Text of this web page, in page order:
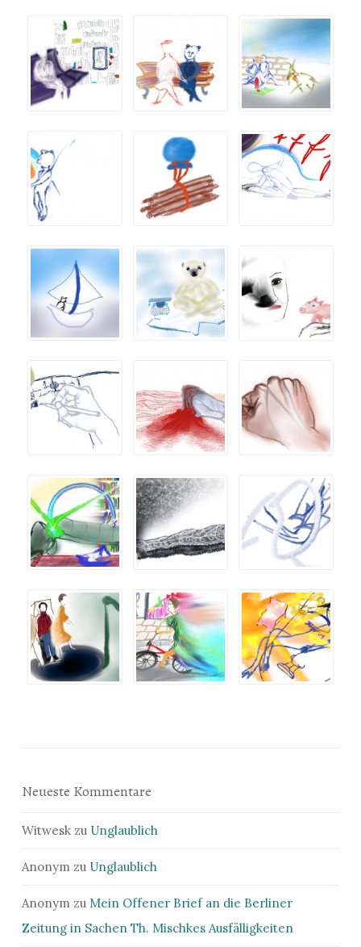
Neueste Kommentare
Witwesk zu Unglaublich
Anonym zu Unglaublich
Anonym zu Mein Offener Brief an die Berliner
Zeitung in Sachen Th. Mischkes Ausfälligkeiten